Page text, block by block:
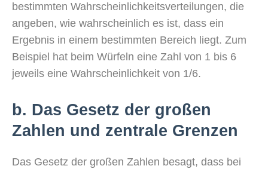
bestimmten Wahrscheinlichkeitsverteilungen, die
angeben, wie wahrscheinlich es ist, dass ein
Ergebnis in einem bestimmten Bereich liegt. Zum
Beispiel hat beim Würfeln eine Zahl von 1 bis 6
jeweils eine Wahrscheinlichkeit von 1/6.
b. Das Gesetz der großen
Zahlen und zentrale Grenzen
Das Gesetz der großen Zahlen besagt, dass bei